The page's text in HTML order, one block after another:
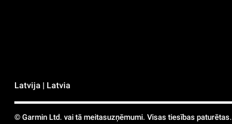
Latvija | Latvia
© Garmin Ltd. vai tā meitasuzņēmumi. Visas tiesības paturētas.